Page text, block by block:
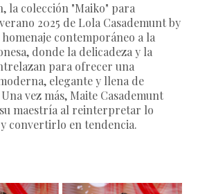
la colección "Maiko" para
2025 de Lola Casademunt by
homenaje contemporáneo a la
donde la delicadeza y la
para ofrecer una
elegante y llena de
vez más, Maite Casademunt
maestría al reinterpretar lo
convertirlo en tendencia.